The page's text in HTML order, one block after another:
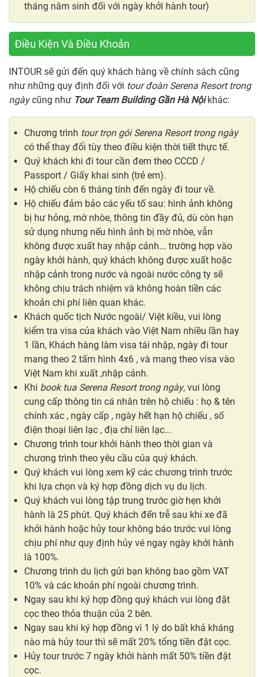
tháng năm sinh đối với ngày khởi hành tour)
Điều Kiện Và Điều Khoản
INTOUR sẽ gửi đến quý khách hàng về chính sách cũng
như những quy định đối với tour đoàn Serena Resort trong
ngàycũng như Tour Team Building Gần Hà Nội khác:
Chương trình tour trọn gói Serena Resort trong ngày
có thể thay đổi tùy theo điều kiện thời tiết thực tế.
Quý khách khi đi tour cần đem theo CCCD /
Passport / Giấy khai sinh (trẻ em).
Hộ chiếu còn 6 tháng tính đến ngày đi tour về.
Hộ chiếu đảm bảo các yếu tố sau: hình ảnh không
bị hư hỏng, mờ nhòe, thông tin đầy đủ, dù còn hạn
sử dụng nhưng nếu hình ảnh bị mờ nhòe, vẫn
không được xuất hay nhập cảnh... trường hợp vào
ngày khởi hành, quý khách không được xuất hoặc
nhập cảnh trong nước và ngoài nước công ty sẽ
không chịu trách nhiệm và không hoàn tiền các
khoản chi phí liên quan khác.
Khách quốc tịch Nước ngoài/ Việt kiều, vui lòng
kiểm tra visa của khách vào Việt Nam nhiều lần hay
1 lần, Khách hàng làm visa tái nhập, ngày đi tour
mang theo 2 tấm hình 4x6 , và mang theo visa vào
Việt Nam khi xuất ,nhập cảnh.
Khi book tua Serena Resort trong ngày, vui lòng
cung cấp thông tin cá nhân trên hộ chiếu : họ & tên
chính xác , ngày cấp , ngày hết hạn hộ chiếu , số
điện thoại liên lạc , địa chỉ liên lạc...
Chương trình tour khởi hành theo thời gian và
chương trình theo yêu cầu của quý khách.
Quý khách vui lòng xem kỹ các chương trình trước
khi lựa chọn và ký hợp đồng dịch vụ du lịch.
Quý khách vui lòng tập trung trước giờ hẹn khởi
hành là 25 phút. Quý khách đến trễ sau khi xe đã
khởi hành hoặc hủy tour không báo trước vui lòng
chịu phí như quy định hủy vé ngay ngày khởi hành
là 100%.
Chương trình du lịch gửi bạn không bao gồm VAT
10% và các khoản phí ngoài chương trình.
Ngay sau khi ký hợp đồng quý khách vui lòng đặt
cọc theo thỏa thuận của 2 bên.
Ngay sau khi ký hợp đồng vì 1 lý do bất khả kháng
nào mà hủy tour thì sẽ mất 20% tổng tiền đặt cọc.
Hủy tour trước 7 ngày khởi hành mất 50% tiền đặt
cọc.